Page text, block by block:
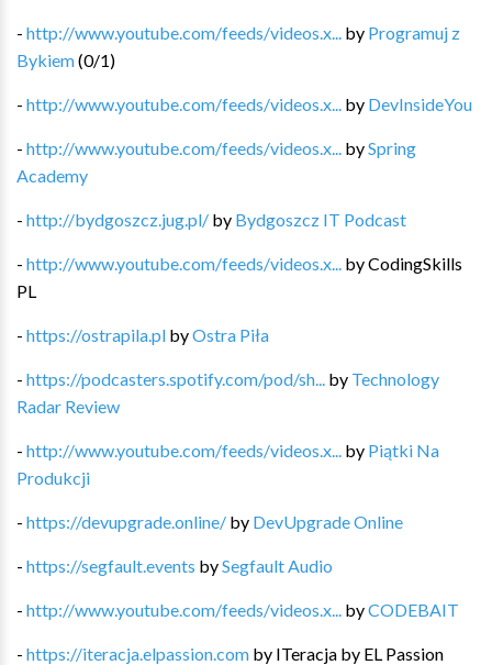
- http://www.youtube.com/feeds/videos.x... by Programuj z
Bykiem(0/1)
- http://www.youtube.com/feeds/videos.x... by DevInsideYou
- http://www.youtube.com/feeds/videos.x... bySpring
Academy
- http://bydgoszcz.jug.pl/ by Bydgoszcz IT Podcast
- http://www.youtube.com/feeds/videos.x... byCodingSkills
PL
- https://ostrapila.pl byOstra Piła
- https://podcasters.spotify.com/pod/sh... by Technology
Radar Review
- http://www.youtube.com/feeds/videos.x... by Piątki Na
Produkcji
- https://devupgrade.online/ by DevUpgrade Online
- https://segfault.events bySegfault Audio
- http://www.youtube.com/feeds/videos.x... byCODEBAIT
- https://iteracja.elpassion.com by ITeracja by EL Passion